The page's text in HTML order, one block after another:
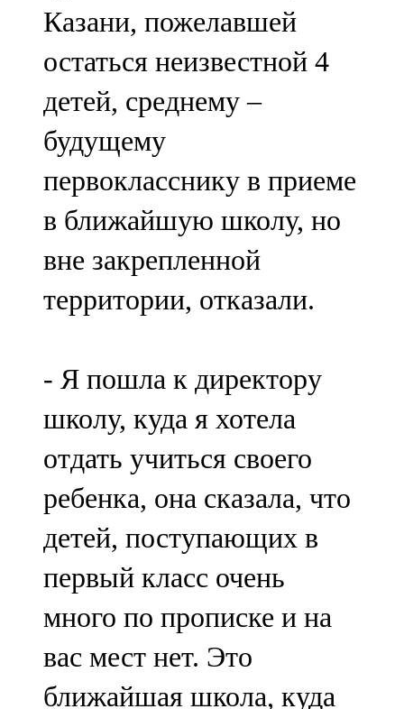
Казани, пожелавшей
остаться неизвестной 4
детей, среднему –
будущему
первокласснику в приеме
в ближайшую школу, но
вне закрепленной
территории, отказали.
- Я пошла к директору
школу, куда я хотела
отдать учиться своего
ребенка, она сказала, что
детей, поступающих в
первый класс очень
много по прописке и на
вас мест нет. Это
ближайшая школа, куда